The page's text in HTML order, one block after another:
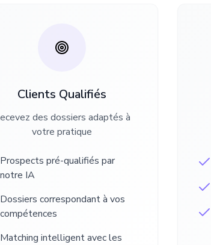
Clients Qualifiés
des dossiers adaptés à
votre pratique
Prospects pré-qualifiés par
notre IA
Dossiers correspondant à vos
compétences
Matching intelligent avec les